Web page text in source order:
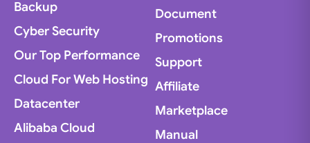
Backup
Cyber Security
Our Top Performance
Cloud For Web Hosting
Datacenter
Alibaba Cloud
Document
Promotions
Support
Affiliate
Marketplace
Manual